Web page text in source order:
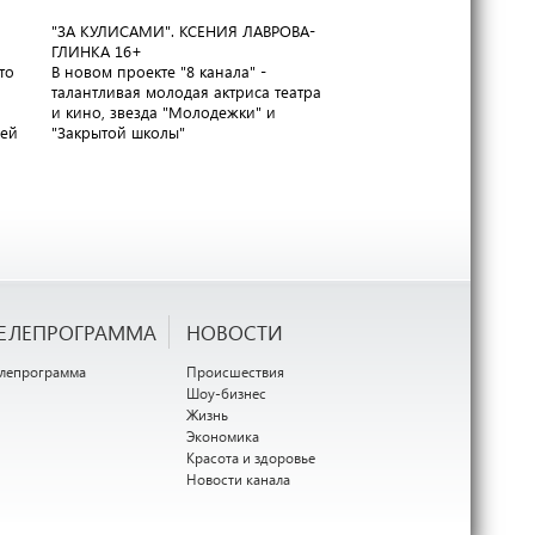
"ЗА КУЛИСАМИ". КСЕНИЯ ЛАВРОВА-
ГЛИНКА 16+
В новом проекте "8 канала" -
талантливая молодая актриса театра
и кино, звезда "Молодежки" и
"Закрытой школы"
НОВОСТИ
Происшествия
Шоу-бизнес
Жизнь
Экономика
Красота и здоровье
Новости канала